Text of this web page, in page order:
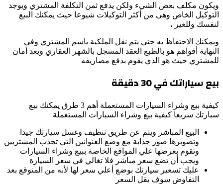
ويكون مكلف بعض الشيء ولكن يدفع ثمن التكلفة المشتري ويوجد
التوكيل الخاص وهي من أكثر التوكيلات شيوعا حيث يمكنك البيع
لنفسك وللغير ،
ويمكنك الاحتفاظ به حتي يتم نقل الملكية باسم المشتري وفي
النهاية أقواهم هو بالطبع العقد المسجل بالشهر العقاري ويعد أمان
للمشتري حيث هو الذي يقوم بدفع مصاريفه
بيع سياراتك في30دقيقة
كيفية بيع وشراء السيارات المستعملة أهم 3 طرق يمكنك بيع
سيارتك سريعا كيفية بيع وشراء السيارات المستعملة
البيع المباشر ويتم عن طريق تنظيف وغسل سيارتك جيدا
وتصويرها صور جذابة مع وضع العنوانين التي تجذب المشتريين
وتقوم بعرضها علي المواقع الخاصة ببيع وشراء السيارات
ويجب أن تضع سعر مباشر فلا تغالي في سعر السيارة
عليك تسعير سيارتك بوضع أعلي سعر لها لأنه من المتوقع بعد
التفاوض سوف يقل السعر